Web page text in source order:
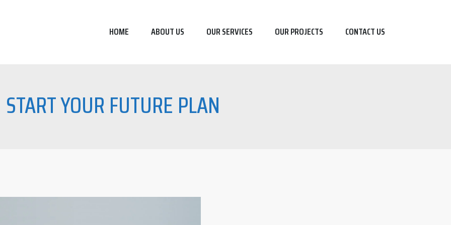
HOME ABOUT US OUR SERVICES OUR PROJECTS CONTACT US
START YOUR FUTURE PLAN